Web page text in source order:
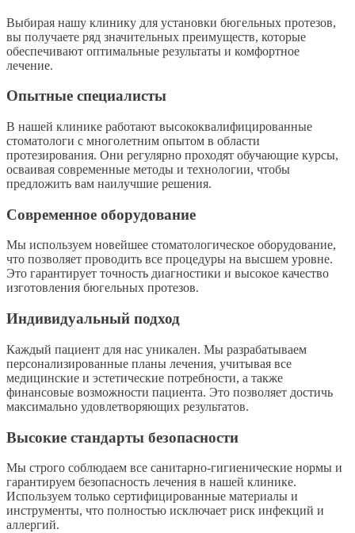
Выбирая нашу клинику для установки бюгельных протезов,
вы получаете ряд значительных преимуществ, которые
обеспечивают оптимальные результаты и комфортное
лечение.
Опытные специалисты
В нашей клинике работают высококвалифицированные
стоматологи с многолетним опытом в области
протезирования. Они регулярно проходят обучающие курсы,
осваивая современные методы и технологии, чтобы
предложить вам наилучшие решения.
Современное оборудование
Мы используем новейшее стоматологическое оборудование,
что позволяет проводить все процедуры на высшем уровне.
Это гарантирует точность диагностики и высокое качество
изготовления бюгельных протезов.
Индивидуальный подход
Каждый пациент для нас уникален. Мы разрабатываем
персонализированные планы лечения, учитывая все
медицинские и эстетические потребности, а также
финансовые возможности пациента. Это позволяет достичь
максимально удовлетворяющих результатов.
Высокие стандарты безопасности
Мы строго соблюдаем все санитарно-гигиенические нормы и
гарантируем безопасность лечения в нашей клинике.
Используем только сертифицированные материалы и
инструменты, что полностью исключает риск инфекций и
аллергий.